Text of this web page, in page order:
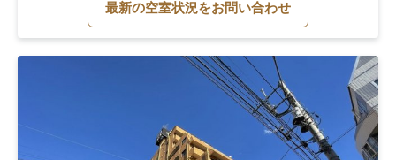
最新の空室状況をお問い合わせ